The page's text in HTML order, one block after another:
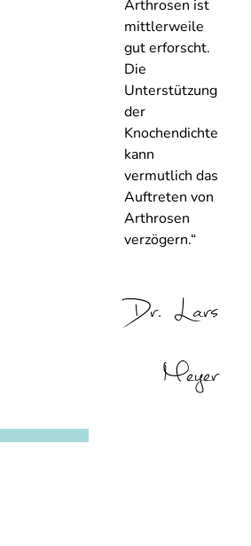
Arthrosen ist
mittlerweile
gut erforscht.
Die
Unterstützung
der
Knochendichte
kann
vermutlich das
Auftreten von
Arthrosen
verzögern.“
Dr. Lars
Meyer